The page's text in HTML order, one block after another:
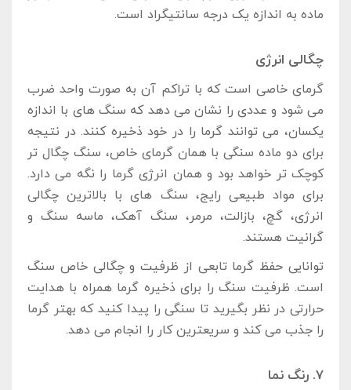
ماده به اندازه یک درجه سانتیگراد است.
چگالی انرژی
گرمای خاصی است که با تراکم آن به صورت واحد ضرب
می‌ شود و عددی را نشان می ‌دهد که سنگ‌ های با اندازه
یکسان، می ‌توانند گرما را در خود ذخیره کنند. در نتیجه
برای دو ماده سنگی با همان گرمای خاص، سنگ چگال‌ تر
کوچک تر خواهد بود و همان انرژی گرما را نگه می ‌دارد.
برای مواد طبیعی رایج، سنگ ‌های با بالاترین چگالی
انرژی، گچ، بازالت، مرمر، سنگ آهک، ماسه سنگ و
گرانیت هستند.
توانایی حفظ گرما تابعی از ظرفیت و چگالی خاص سنگ
است. ظرفیت سنگ را برای ذخیره گرما همراه با هدایت
حرارتی در نظر بگیرید تا سنگی را پیدا کنید که بهتر گرما
را جذب می‌ کند و سریعترین کار را انجام می ‌دهد.
7. رنگ نما